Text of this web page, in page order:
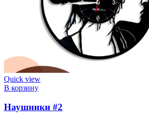
Quick view
В корзину
Наушники #2